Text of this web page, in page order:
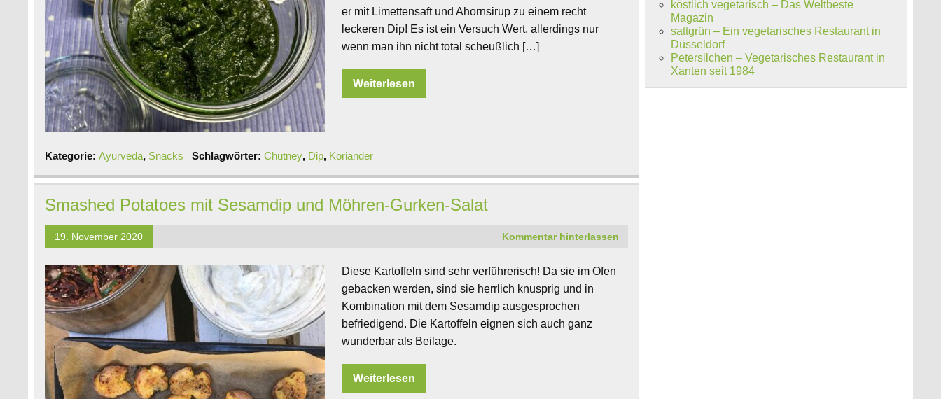
er mit Limettensaft und Ahornsirup zu einem recht
leckeren Dip! Es ist ein Versuch Wert, allerdings nur
wenn man ihn nicht total scheußlich […]
Weiterlesen
Kategorie:Ayurveda, Snacks Schlagwörter: Chutney, Dip, Koriander
Smashed Potatoes mit Sesamdip und Möhren-Gurken-Salat
19. November 2020 Kommentar hinterlassen
Diese Kartoffeln sind sehr verführerisch! Da sie im Ofen
gebacken werden, sind sie herrlich knusprig und in
Kombination mit dem Sesamdip ausgesprochen
befriedigend. Die Kartoffeln eignen sich auch ganz
wunderbar als Beilage.
Weiterlesen
köstlich vegetarisch – Das Weltbeste
Magazin
sattgrün – Ein vegetarisches Restaurant in
Düsseldorf
Petersilchen – Vegetarisches Restaurant in
Xanten seit 1984